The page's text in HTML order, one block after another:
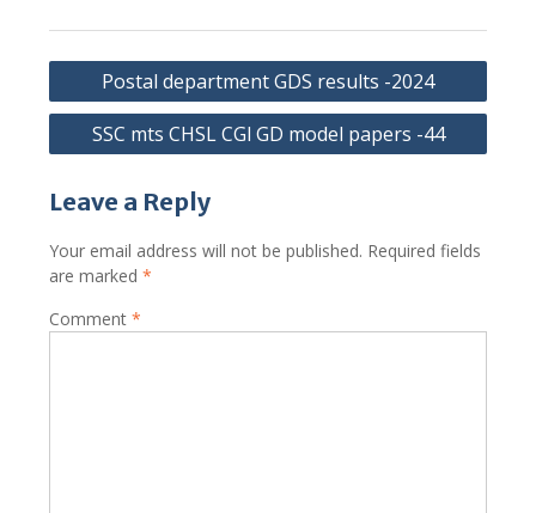
Post
navigation
Postal department GDS results -2024
SSC mts CHSL CGl GD model papers -44
Leave a Reply
Your email address will not be published. Required fields
are marked *
Comment *